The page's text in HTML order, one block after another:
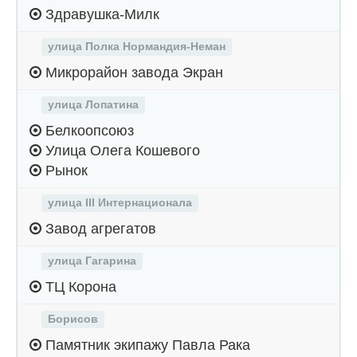
Здравушка-Милк
улица Полка Нормандия-Неман
Микрорайон завода Экран
улица Лопатина
Белкоопсоюз
Улица Олега Кошевого
Рынок
улица III Интернационала
Завод агрегатов
улица Гагарина
ТЦ Корона
Борисов
Памятник экипажу Павла Рака